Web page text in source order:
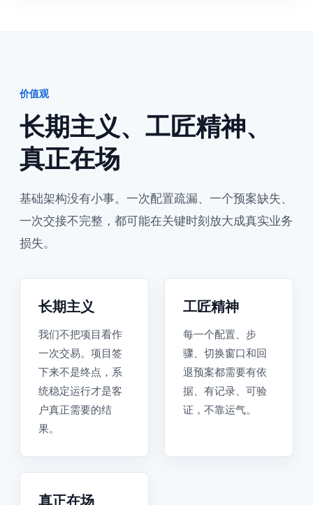
价值观
长期主义、工匠精神、
真正在场
基础架构没有小事。一次配置疏漏、一个预案缺失、
一次交接不完整，都可能在关键时刻放大成真实业务
损失。
长期主义
我们不把项目看作
一次交易。项目签
下来不是终点，系
统稳定运行才是客
户真正需要的结
果。
工匠精神
每一个配置、步
骤、切换窗口和回
退预案都需要有依
据、有记录、可验
证，不靠运气。
真正在场